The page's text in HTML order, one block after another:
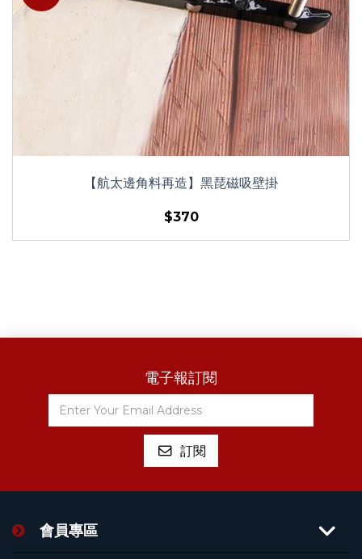
【航太邊角料再造】黑琵磁吸壁掛
$370
電子報訂閱
會員專區